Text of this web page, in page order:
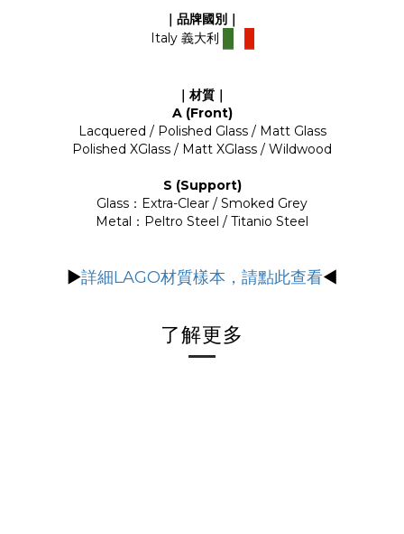
｜品牌國別｜
Italy 義大利
｜材質｜
A (Front)
Lacquered / Polished Glass / Matt Glass
Polished XGlass / Matt XGlass / Wildwood
S (Support)
Glass：Extra-Clear / Smoked Grey
Metal：Peltro Steel / Titanio Steel
▶詳細LAGO材質樣本，請點此查看◀
了解更多